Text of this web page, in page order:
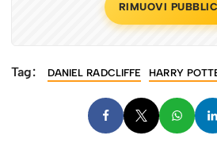
RIMUOVI
Tag: DANIEL RADCLIFFE HARRY